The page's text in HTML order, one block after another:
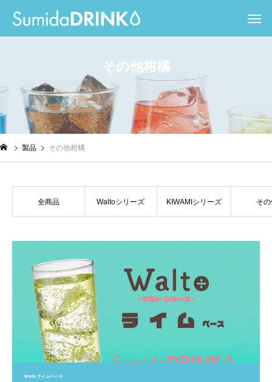
その他柑橘
製品 その他柑橘
全商品 Waltoシリーズ KIWAMIシリーズ そ
Walto ライムベース